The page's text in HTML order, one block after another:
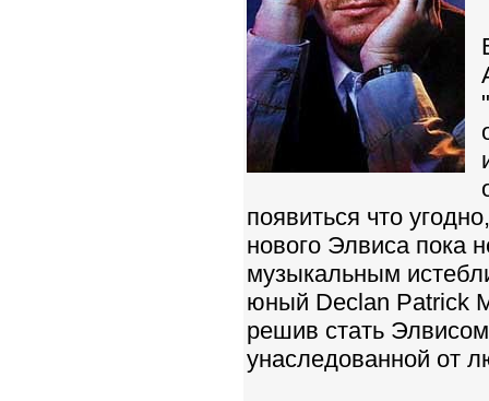
появиться что
нового Элвиса пока
музыкальным
юный Declan Patrick
решив стать
унаследованной от